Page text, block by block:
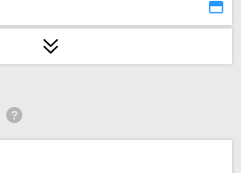
～Midnight Piano Ver